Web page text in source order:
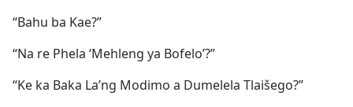
“Bahu ba Kae?”
“Na re Phela ‘Mehleng ya Bofelo’?”
“Ke ka Baka La’ng Modimo a Dumelela Tlaišego?”